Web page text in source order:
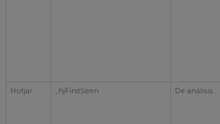
Hotjar _hjFirstSeen De análisis